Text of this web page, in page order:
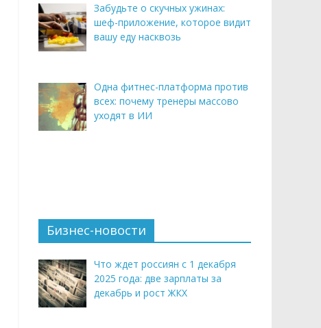
Забудьте о скучных ужинах:
шеф-приложение, которое видит
вашу еду насквозь
Одна фитнес-платформа против
всех: почему тренеры массово
уходят в ИИ
Бизнес-новости
Что ждет россиян с 1 декабря
2025 года: две зарплаты за
декабрь и рост ЖКХ